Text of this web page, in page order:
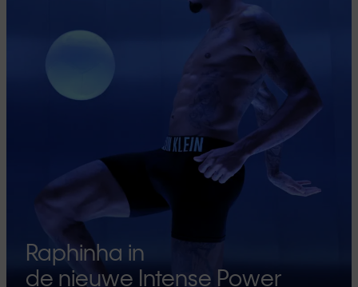
Raphinha in
de nieuwe Intense Power